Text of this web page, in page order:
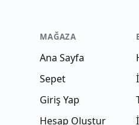
MAĞAZA
Ana Sayfa
Sepet
Giriş Yap
Hesap Oluştur